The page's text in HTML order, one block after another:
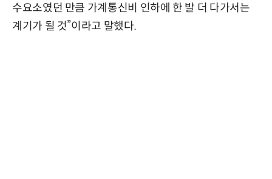
수요소였던 만큼 가계통신비 인하에 한 발 더 다가서는
계기가 될 것”이라고 말했다.